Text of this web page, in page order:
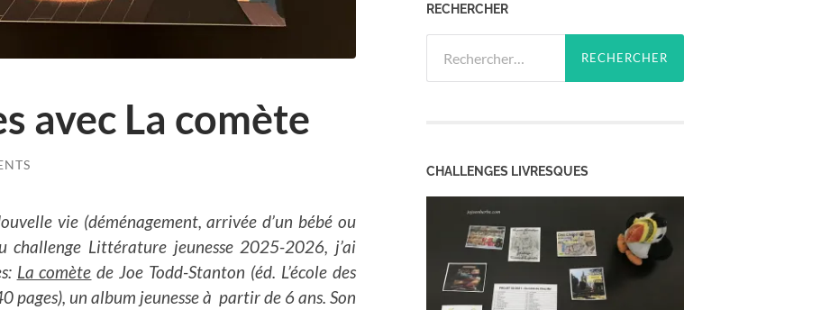
avec La comète
vie (déménagement, arrivée d’un bébé ou
Littérature jeunesse 2025-2026, j’ai
La comète de Joe Todd-Stanton (éd. L’école des
pages), un album jeunesse à partir de 6 ans. Son
RECHERCHER
CHALLENGES LIVRESQUES